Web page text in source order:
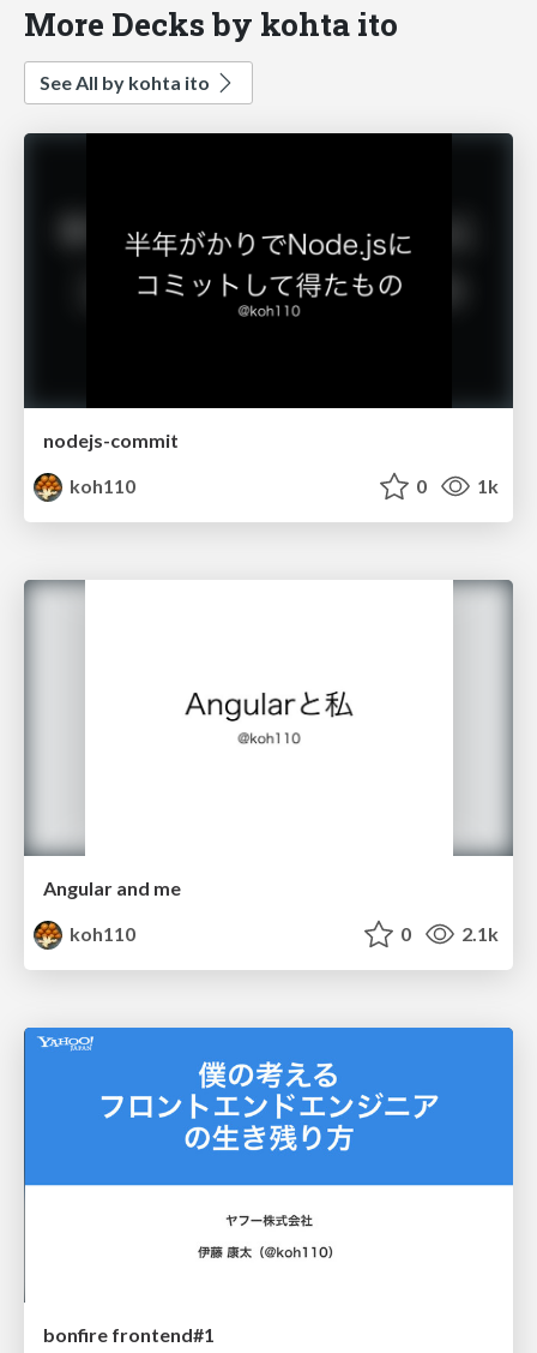
More Decks by kohta ito
See All by kohta ito
nodejs-commit
koh110
0 1k
Angular and me
koh110
0 2.1k
bonfire frontend#1